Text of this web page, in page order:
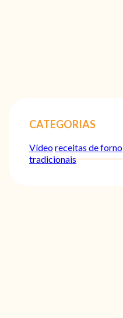
CATEGORIAS
Vídeoreceitas de forno
tradicionais